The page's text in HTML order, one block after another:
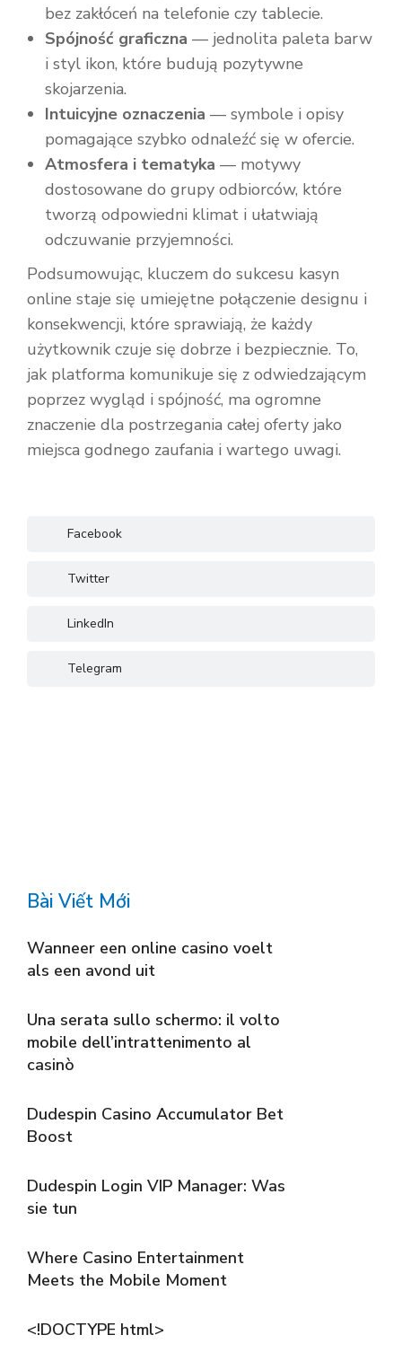
bez zakłóceń na telefonie czy tablecie.
Spójność graficzna — jednolita paleta barw
i styl ikon, które budują pozytywne
skojarzenia.
Intuicyjne oznaczenia — symbole i opisy
pomagające szybko odnaleźć się w ofercie.
Atmosfera i tematyka — motywy
dostosowane do grupy odbiorców, które
tworzą odpowiedni klimat i ułatwiają
odczuwanie przyjemności.
Podsumowując, kluczem do sukcesu kasyn
online staje się umiejętne połączenie designu i
konsekwencji, które sprawiają, że każdy
użytkownik czuje się dobrze i bezpiecznie. To,
jak platforma komunikuje się z odwiedzającym
poprzez wygląd i spójność, ma ogromne
znaczenie dla postrzegania całej oferty jako
miejsca godnego zaufania i wartego uwagi.
Facebook
Twitter
LinkedIn
Telegram
Bài Viết Mới
Wanneer een online casino voelt
als een avond uit
Una serata sullo schermo: il volto
mobile dell’intrattenimento al
casinò
Dudespin Casino Accumulator Bet
Boost
Dudespin Login VIP Manager: Was
sie tun
Where Casino Entertainment
Meets the Mobile Moment
<!DOCTYPE html>